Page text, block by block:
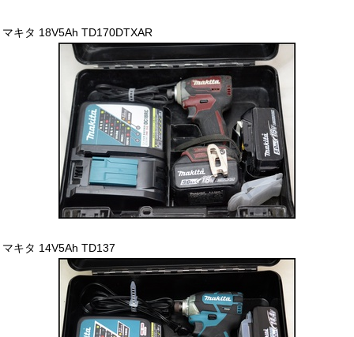
マキタ 18V5Ah TD170DTXAR
マキタ 14V5Ah TD137